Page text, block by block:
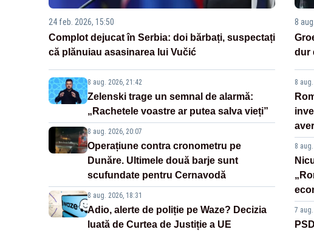
24 feb. 2026, 15:50
Complot dejucat în Serbia: doi bărbați, suspectați
că plănuiau asasinarea lui Vučić
8 aug. 2026, 21:42
Zelenski trage un semnal de alarmă:
„Rachetele voastre ar putea salva vieți”
8 aug. 2026, 20:07
Operațiune contra cronometru pe
Dunăre. Ultimele două barje sunt
scufundate pentru Cernavodă
8 aug. 2026, 18:31
Adio, alerte de poliție pe Waze? Decizia
luată de Curtea de Justiție a UE
8
dur
8
8
7